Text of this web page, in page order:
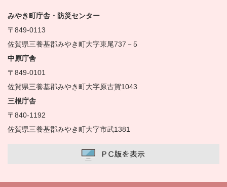
みやき町庁舎・防災センター
〒849-0113
佐賀県三養基郡みやき町大字東尾737－5
中原庁舎
〒849-0101
佐賀県三養基郡みやき町大字原古賀1043
三根庁舎
〒840-1192
佐賀県三養基郡みやき町大字市武1381